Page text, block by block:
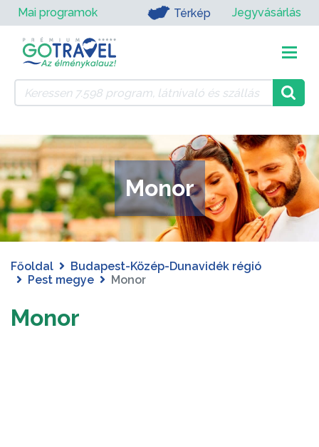
Mai programok Térkép Jegyvásárlás
Monor
Főoldal
Budapest-Közép-Dunavidék régió
Pest megye
Monor
Monor